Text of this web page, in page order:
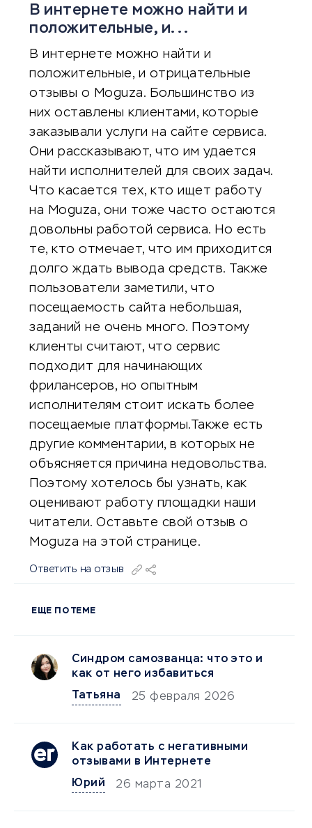
В интернете можно найти и
положительные, и...
В интернете можно найти и
положительные, и отрицательные
отзывы о Moguza. Большинство из
них оставлены клиентами, которые
заказывали услуги на сайте сервиса.
Они рассказывают, что им удается
найти исполнителей для своих задач.
Что касается тех, кто ищет работу
на Moguza, они тоже часто остаются
довольны работой сервиса. Но есть
те, кто отмечает, что им приходится
долго ждать вывода средств. Также
пользователи заметили, что
посещаемость сайта небольшая,
заданий не очень много. Поэтому
клиенты считают, что сервис
подходит для начинающих
фрилансеров, но опытным
исполнителям стоит искать более
посещаемые платформы.Также есть
другие комментарии, в которых не
объясняется причина недовольства.
Поэтому хотелось бы узнать, как
оценивают работу площадки наши
читатели. Оставьте свой отзыв о
Moguza на этой странице.
Ответить на отзыв
ЕЩЕ ПО ТЕМЕ
Синдром самозванца: что это и
как от него избавиться
Татьяна
25 февраля 2026
Как работать с негативными
отзывами в Интернете
Юрий
26 марта 2021